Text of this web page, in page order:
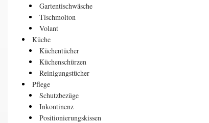
Gartentischwäsche
Tischmolton
Volant
Küche
Küchentücher
Küchenschürzen
Reinigungstücher
Pflege
Schutzbezüge
Inkontinenz
Positionierungskissen